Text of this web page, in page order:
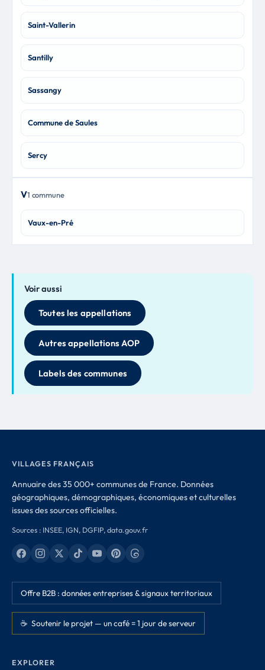
Saint-Vallerin
Santilly
Sassangy
Commune de Saules
Sercy
V1 commune
Vaux-en-Pré
Voir aussi
Toutes les appellations
Autres appellations AOP
Labels des communes
VILLAGES FRANÇAIS
Annuaire des 35 000+ communes de France. Données
géographiques, démographiques, économiques et culturelles
issues des sources officielles.
Sources : INSEE, IGN, DGFIP, data.gouv.fr
Offre B2B : données entreprises & signaux territoriaux
☕ Soutenir le projet — un café = 1 jour de serveur
EXPLORER